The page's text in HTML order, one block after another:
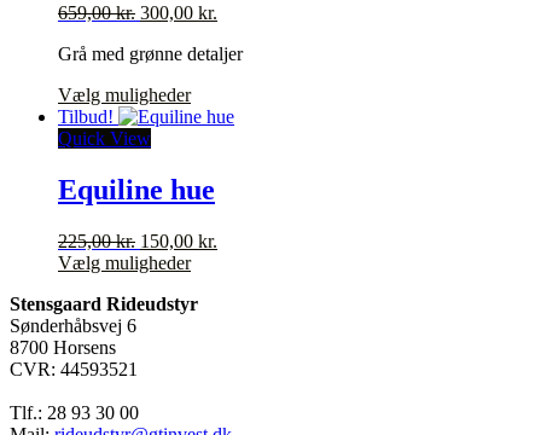
vælges
varesiden
659,00kr. Den
pris
659,00 kr..
300,00 kr.
pris
Grå med grønne detaljer
Vælg mulighederDette
vare
Mulighederne
vælges
på
Tilbud!
Quick View
Equiline hue
225,00kr. Den
oprindelige
var:
150,00 kr.
Vælg mulighederDette
har
Stensgaard Rideudstyr
Sønderhåbsvej 6
8700 Horsens
CVR: 44593521
Tlf.: 28 93 30 00